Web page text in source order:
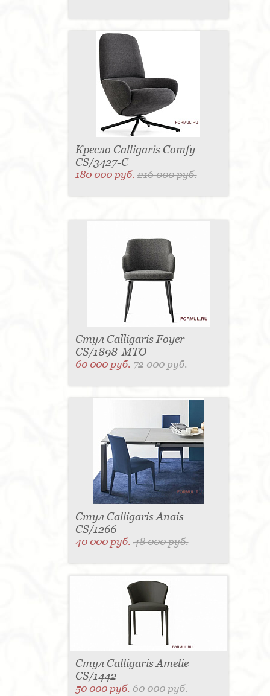
Кресло Calligaris Comfy
CS/3427-C
180 000 руб.216 000 руб.
Стул Calligaris Foyer
CS/1898-MTO
60 000 руб.72 000 руб.
Стул Calligaris Anais
CS/1266
40 000 руб.48 000 руб.
Стул Calligaris Amelie
CS/1442
50 000 руб.60 000 руб.